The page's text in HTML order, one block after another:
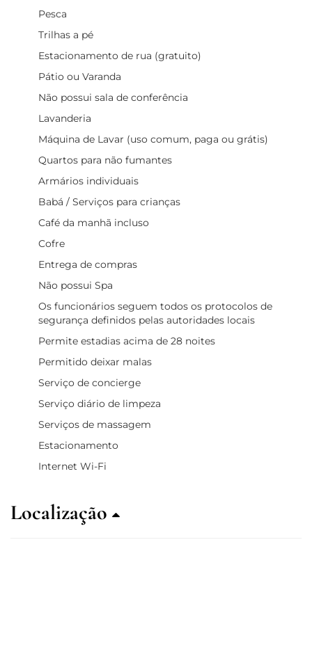
Pesca
Trilhas a pé
Estacionamento de rua (gratuito)
Pátio ou Varanda
Não possui sala de conferência
Lavanderia
Máquina de Lavar (uso comum, paga ou grátis)
Quartos para não fumantes
Armários individuais
Babá / Serviços para crianças
Café da manhã incluso
Cofre
Entrega de compras
Não possui Spa
Os funcionários seguem todos os protocolos de
segurança definidos pelas autoridades locais
Permite estadias acima de 28 noites
Permitido deixar malas
Serviço de concierge
Serviço diário de limpeza
Serviços de massagem
Estacionamento
Internet Wi-Fi
Localização